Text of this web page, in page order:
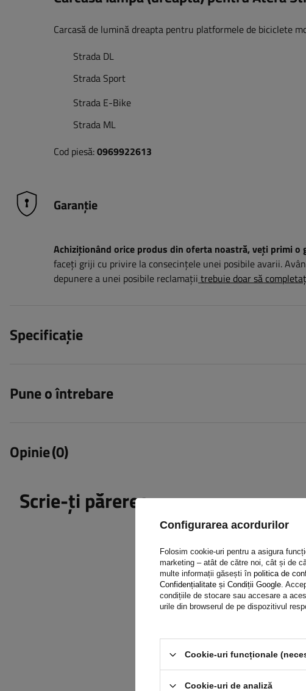
Carcasă de lumină dreapta pentru platformele de biciclete
Strada DL
Strada Sport
Strada E-Bike
Strada ML
Cod piesă:0969922613
Garanție
Achiziționând orice produs din oferta noastră, veți primi o
faceți griji cu privire la consecințele unei posibile avarii.
depunere a unei posibile reclamații trebuie doar să
Specificație
Pune o întrebare
Opinie(0)
Scrie-ți părerea
Opinia
Conținutul părerii tale
Adăugă fotografia
produsului:
Configurarea acordurilor
Folosim cookie-uri pentru a asigura
marketing – atât de către noi, cât și de
multe informații găsești în politica de
Confidențialitate și Condiții Google.
condițiile de stocare sau accesare a
urile din browserul de pe dispozitivul
Cookie-uri funcționale
Cookie-uri de analiză